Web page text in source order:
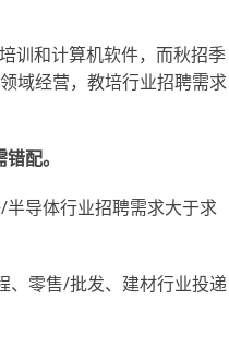
训和计算机软件，而秋招季
域经营，教培行业招聘需求
配。
导体行业招聘需求大于求
、零售/批发、建材行业投递